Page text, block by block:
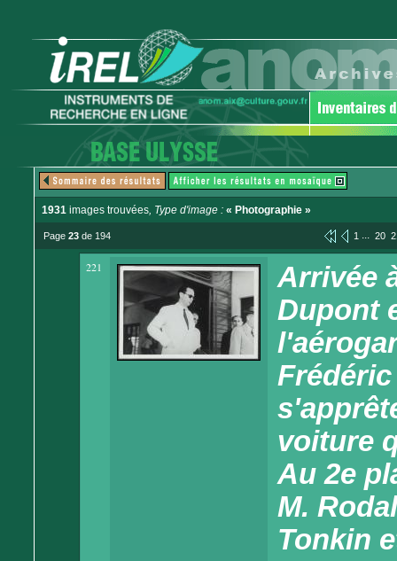
1931 images trouvées, Type d'image : « Photographie »
Page 23 de 194 1 ... 20
221
Arrivée
Dupont
voiture
Au 2e
M.
Tonkin